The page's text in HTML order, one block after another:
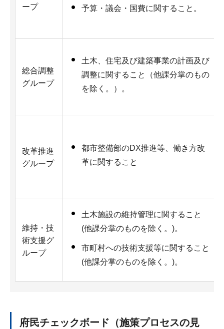
ープ
予算・議会・国費に関すること。
総合調整
グループ
土木、住宅及び建築事業の計画及び
調整に関すること（他課分掌のもの
を除く。）。
改革推進
グループ
都市整備部のDX推進等、働き方改
革に関すること
維持・技
術支援グ
ループ
土木施設の維持管理に関すること
(他課分掌のものを除く。)。
市町村への技術支援等に関すること
(他課分掌のものを除く。)。
府民チェックボード（施策プロセスの見